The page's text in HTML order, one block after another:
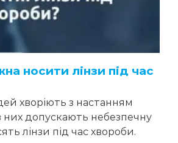
носити лінзи під час
хворіють з настанням
з них допускають небезпечну
лінзи під час хвороби.